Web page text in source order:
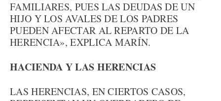
FAMILIARES, PUES LAS DEUDAS DE UN
HIJO Y LOS AVALES DE LOS PADRES
PUEDEN AFECTAR AL REPARTO DE LA
HERENCIA», EXPLICA MARÍN.
HACIENDA Y LAS HERENCIAS
LAS HERENCIAS, EN CIERTOS CASOS,